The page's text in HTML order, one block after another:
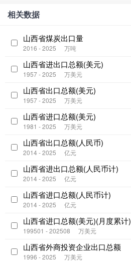
相关数据
山西省煤炭出口量
2016 - 2025 万吨
山西省进出口总额(美元)
1957 - 2025 万美元
山西省出口总额(美元)
1957 - 2025 万美元
山西省进口总额(美元)
1981 - 2025 万美元
山西省出口总额(人民币)
2014 - 2025 亿元
山西省进出口总额(人民币计)
2014 - 2025 亿元
山西省进口总额(人民币计)
2014 - 2025 亿元
山西省进口总额(美元)(月度累计)
199501 - 202508 万美元
山西省外商投资企业出口总额
1996 - 2025 万美元